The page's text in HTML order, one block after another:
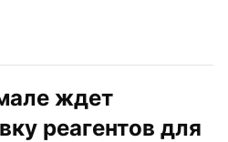
ждет
реагентов для